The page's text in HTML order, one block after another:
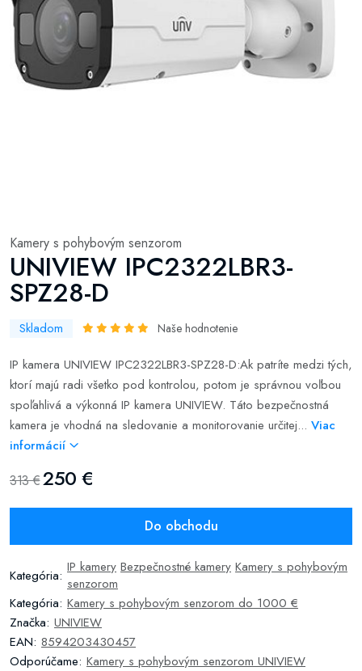
Kamery s pohybovým senzorom
UNIVIEW IPC2322LBR3-
SPZ28-D
Skladom Naše hodnotenie
IP kamera UNIVIEW IPC2322LBR3-SPZ28-D:Ak patríte medzi tých,
ktorí majú radi všetko pod kontrolou, potom je správnou voľbou
spoľahlivá a výkonná IP kamera UNIVIEW. Táto bezpečnostná
kamera je vhodná na sledovanie a monitorovanie určitej... Viac
informácií
313 €250 €
Do obchodu
Kategória: IP kamery Bezpečnostné kamery Kamery s pohybovým
senzorom
Kategória: Kamery s pohybovým senzorom do 1000 €
Značka: UNIVIEW
EAN: 8594203430457
Odporúčame: Kamery s pohybovým senzorom UNIVIEW